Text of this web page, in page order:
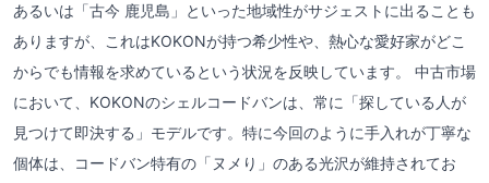
あるいは「古今 鹿児島」といった地域性がサジェストに出ることも
ありますが、これはKOKONが持つ希少性や、熱心な愛好家がどこ
からでも情報を求めているという状況を反映しています。 中古市場
において、KOKONのシェルコードバンは、常に「探している人が
見つけて即決する」モデルです。特に今回のように手入れが丁寧な
個体は、コードバン特有の「ヌメり」のある光沢が維持されてお